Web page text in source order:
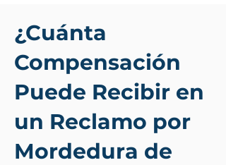
¿Cuánta
Compensación
Puede Recibir en
un Reclamo por
Mordedura de